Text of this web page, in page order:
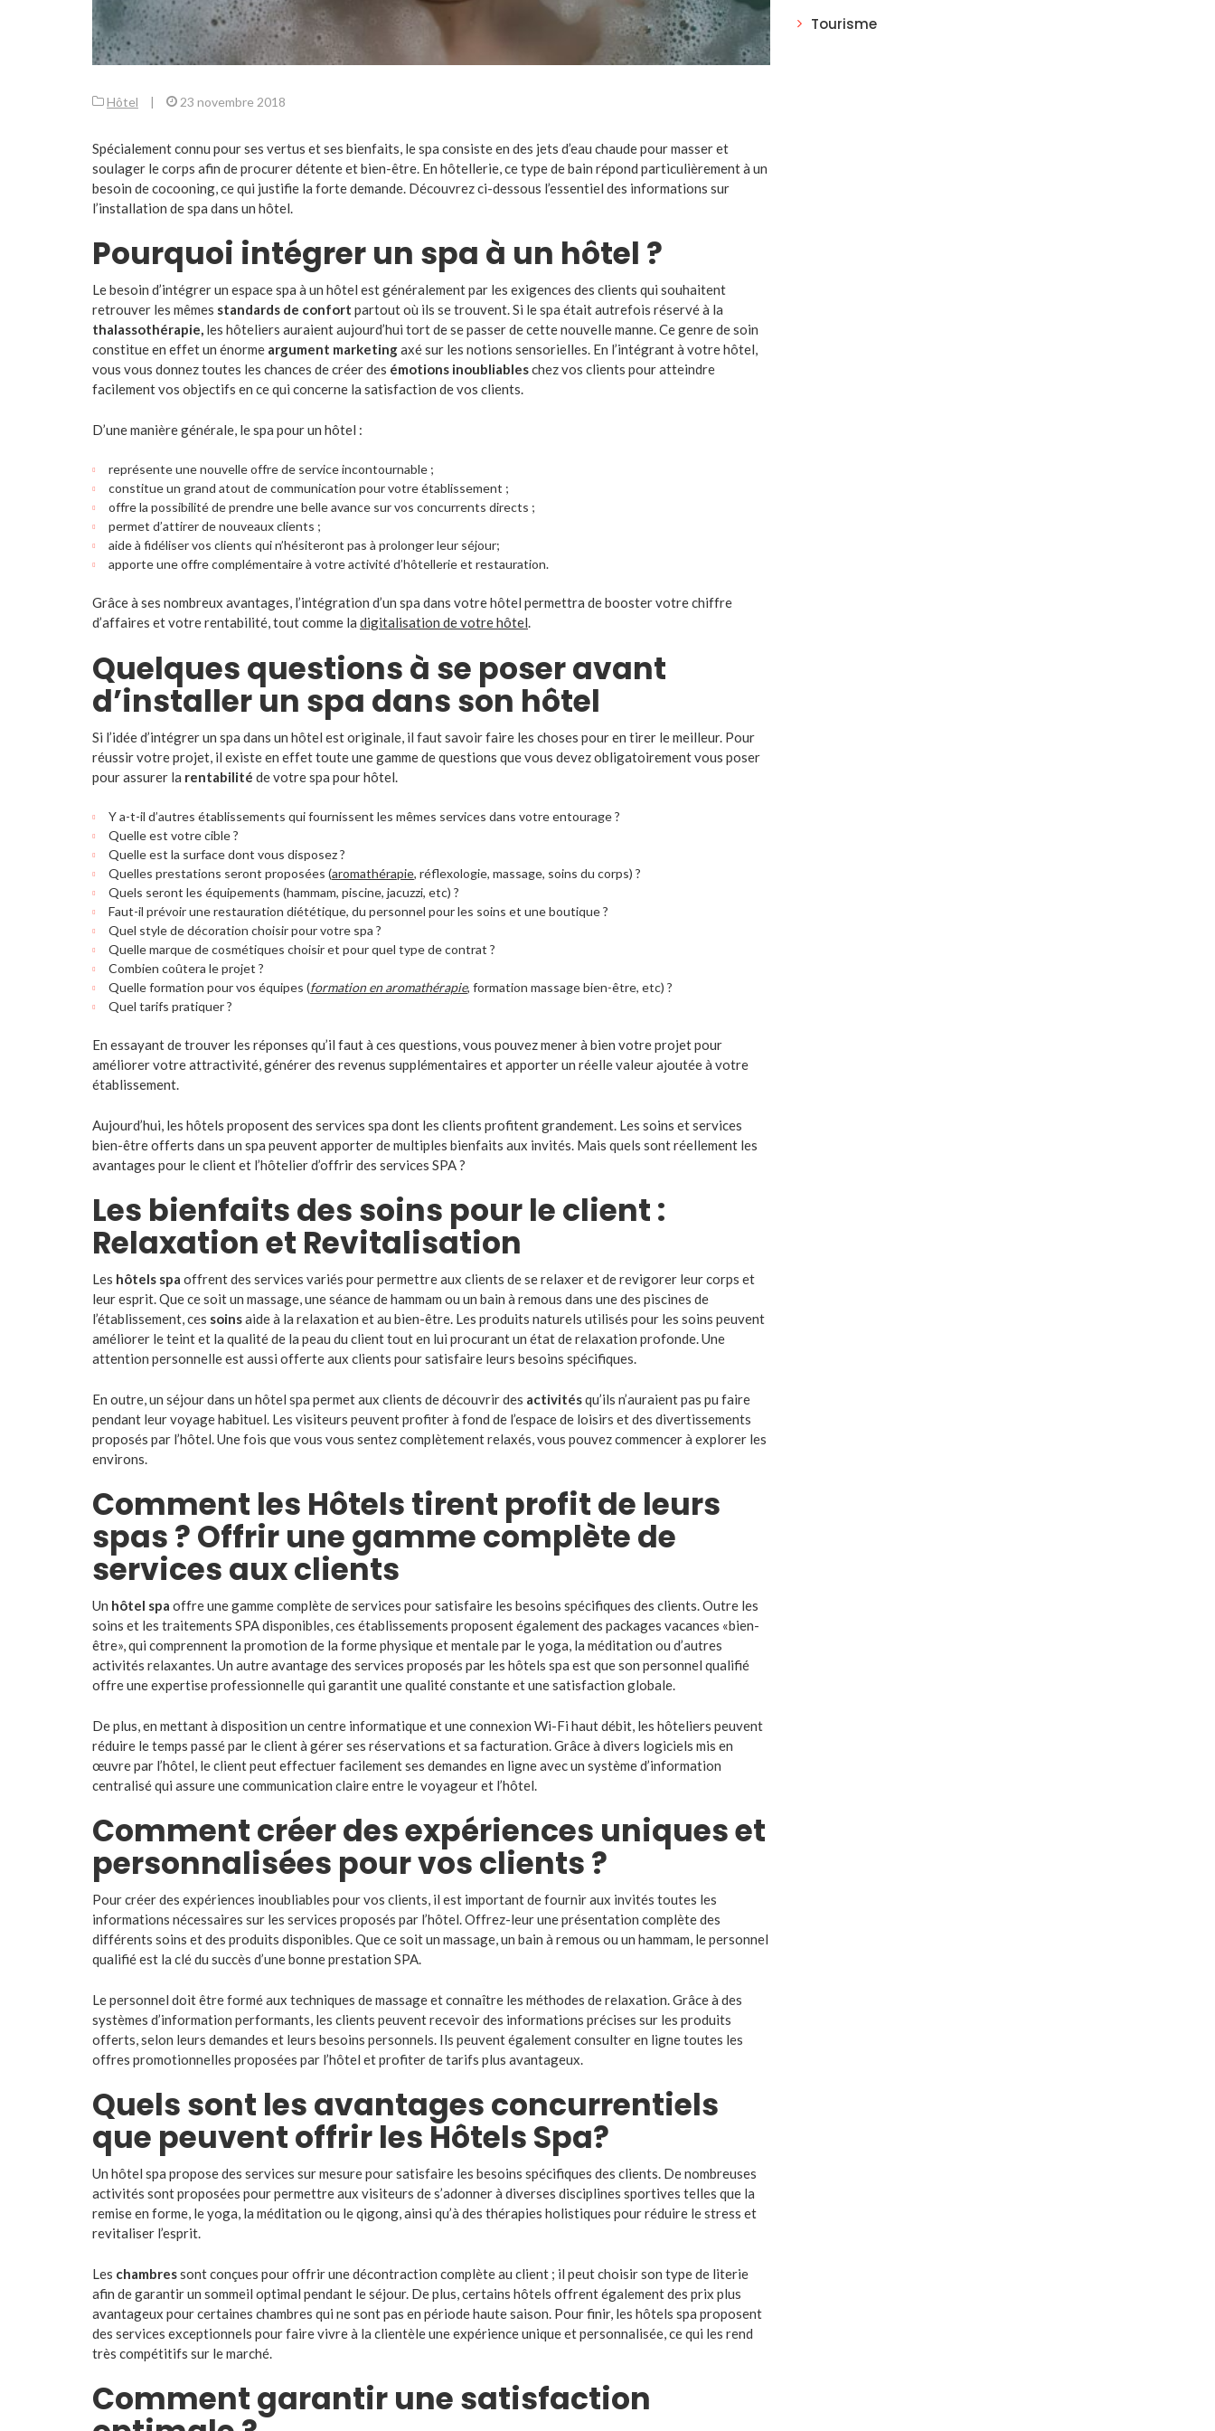
Hôtel | 23 novembre 2018
Spécialement connu pour ses vertus et ses bienfaits, le spa consiste en des jets d’eau chaude pour masser et
soulager le corps afin de procurer détente et bien-être. En hôtellerie, ce type de bain répond particulièrement à un
besoin de cocooning, ce qui justifie la forte demande. Découvrez ci-dessous l’essentiel des informations sur
l’installation de spa dans un hôtel.
Pourquoi intégrer un spa à un hôtel ?
Le besoin d’intégrer un espace spa à un hôtel est généralement par les exigences des clients qui souhaitent
retrouver les mêmes standards de confort partout où ils se trouvent. Si le spa était autrefois réservé à la
thalassothérapie, les hôteliers auraient aujourd’hui tort de se passer de cette nouvelle manne. Ce genre de soin
constitue en effet un énorme argument marketingaxé sur les notions sensorielles. En l’intégrant à votre hôtel,
vous vous donnez toutes les chances de créer des émotions inoubliableschez vos clients pour atteindre
facilement vos objectifs en ce qui concerne la satisfaction de vos clients.
D’une manière générale, le spa pour un hôtel :
représente une nouvelle offre de service incontournable ;
constitue un grand atout de communication pour votre établissement ;
offre la possibilité de prendre une belle avance sur vos concurrents directs ;
permet d’attirer de nouveaux clients ;
aide à fidéliser vos clients qui n’hésiteront pas à prolonger leur séjour;
apporte une offre complémentaire à votre activité d’hôtellerie et restauration.
Grâce à ses nombreux avantages, l’intégration d’un spa dans votre hôtel permettra de booster votre chiffre
d’affaires et votre rentabilité, tout comme la digitalisation de votre hôtel.
Quelques questions à se poser avant
d’installer un spa dans son hôtel
Si l’idée d’intégrer un spa dans un hôtel est originale, il faut savoir faire les choses pour en tirer le meilleur. Pour
réussir votre projet, il existe en effet toute une gamme de questions que vous devez obligatoirement vous poser
pour assurer la rentabilité de votre spa pour hôtel.
Y a-t-il d’autres établissements qui fournissent les mêmes services dans votre entourage ?
Quelle est votre cible ?
Quelle est la surface dont vous disposez ?
Quelles prestations seront proposées (aromathérapie, réflexologie, massage, soins du corps) ?
Quels seront les équipements (hammam, piscine, jacuzzi, etc) ?
Faut-il prévoir une restauration diététique, du personnel pour les soins et une boutique ?
Quel style de décoration choisir pour votre spa ?
Quelle marque de cosmétiques choisir et pour quel type de contrat ?
Combien coûtera le projet ?
Quelle formation pour vos équipes (formation en aromathérapie, formation massage bien-être, etc) ?
Quel tarifs pratiquer ?
En essayant de trouver les réponses qu’il faut à ces questions, vous pouvez mener à bien votre projet pour
améliorer votre attractivité, générer des revenus supplémentaires et apporter un réelle valeur ajoutée à votre
établissement.
Aujourd’hui, les hôtels proposent des services spa dont les clients profitent grandement. Les soins et services
bien-être offerts dans un spa peuvent apporter de multiples bienfaits aux invités. Mais quels sont réellement les
avantages pour le client et l’hôtelier d’offrir des services SPA ?
Les bienfaits des soins pour le client :
Relaxation et Revitalisation
Les hôtels spa offrent des services variés pour permettre aux clients de se relaxer et de revigorer leur corps et
leur esprit. Que ce soit un massage, une séance de hammam ou un bain à remous dans une des piscines de
l’établissement, ces soinsaide à la relaxation et au bien-être. Les produits naturels utilisés pour les soins peuvent
améliorer le teint et la qualité de la peau du client tout en lui procurant un état de relaxation profonde. Une
attention personnelle est aussi offerte aux clients pour satisfaire leurs besoins spécifiques.
En outre, un séjour dans un hôtel spa permet aux clients de découvrir des activitésqu’ils n’auraient pas pu faire
pendant leur voyage habituel. Les visiteurs peuvent profiter à fond de l’espace de loisirs et des divertissements
proposés par l’hôtel. Une fois que vous vous sentez complètement relaxés, vous pouvez commencer à explorer les
environs.
Comment les Hôtels tirent profit de leurs
spas ? Offrir une gamme complète de
services aux clients
Un hôtel spa offre une gamme complète de services pour satisfaire les besoins spécifiques des clients. Outre les
soins et les traitements SPA disponibles, ces établissements proposent également des packages vacances «bien-
être», qui comprennent la promotion de la forme physique et mentale par le yoga, la méditation ou d’autres
activités relaxantes. Un autre avantage des services proposés par les hôtels spa est que son personnel qualifié
offre une expertise professionnelle qui garantit une qualité constante et une satisfaction globale.
De plus, en mettant à disposition un centre informatique et une connexion Wi-Fi haut débit, les hôteliers peuvent
réduire le temps passé par le client à gérer ses réservations et sa facturation. Grâce à divers logiciels mis en
œuvre par l’hôtel, le client peut effectuer facilement ses demandes en ligne avec un système d’information
centralisé qui assure une communication claire entre le voyageur et l’hôtel.
Comment créer des expériences uniques et
personnalisées pour vos clients ?
Pour créer des expériences inoubliables pour vos clients, il est important de fournir aux invités toutes les
informations nécessaires sur les services proposés par l’hôtel. Offrez-leur une présentation complète des
différents soins et des produits disponibles. Que ce soit un massage, un bain à remous ou un hammam, le personnel
qualifié est la clé du succès d’une bonne prestation SPA.
Le personnel doit être formé aux techniques de massage et connaître les méthodes de relaxation. Grâce à des
systèmes d’information performants, les clients peuvent recevoir des informations précises sur les produits
offerts, selon leurs demandes et leurs besoins personnels. Ils peuvent également consulter en ligne toutes les
offres promotionnelles proposées par l’hôtel et profiter de tarifs plus avantageux.
Quels sont les avantages concurrentiels
que peuvent offrir les Hôtels Spa?
Un hôtel spa propose des services sur mesure pour satisfaire les besoins spécifiques des clients. De nombreuses
activités sont proposées pour permettre aux visiteurs de s’adonner à diverses disciplines sportives telles que la
remise en forme, le yoga, la méditation ou le qigong, ainsi qu’à des thérapies holistiques pour réduire le stress et
revitaliser l’esprit.
Les chambressont conçues pour offrir une décontraction complète au client ; il peut choisir son type de literie
afin de garantir un sommeil optimal pendant le séjour. De plus, certains hôtels offrent également des prix plus
avantageux pour certaines chambres qui ne sont pas en période haute saison. Pour finir, les hôtels spa proposent
des services exceptionnels pour faire vivre à la clientèle une expérience unique et personnalisée, ce qui les rend
très compétitifs sur le marché.
Comment garantir une satisfaction
Tourisme